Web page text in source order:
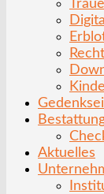
Aktuelles